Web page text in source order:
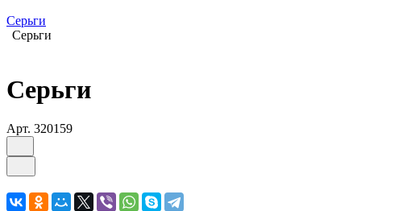
Серьги
Серьги
Серьги
Арт. 320159